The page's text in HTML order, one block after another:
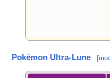
Pokémon Ultra-Lune [